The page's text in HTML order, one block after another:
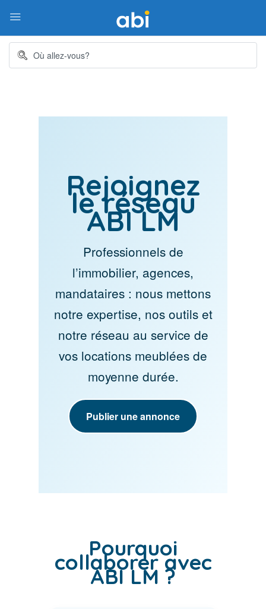
Rejoignez
le réseau
ABI LM
Professionnels de
l’immobilier, agences,
mandataires : nous mettons
notre expertise, nos outils et
notre réseau au service de
vos locations meublées de
moyenne durée.
Publier une annonce
Pourquoi
collaborer avec
ABI LM ?